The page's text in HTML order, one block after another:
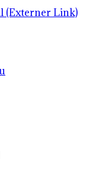
(Externer Link)